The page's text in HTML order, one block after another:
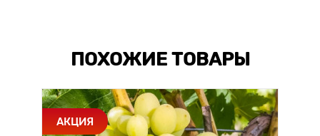
ПОХОЖИЕ ТОВАРЫ
АКЦИЯ